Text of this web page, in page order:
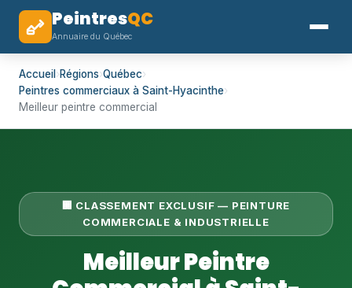
PeintresQC
Annuaire du Québec
Accueil ›Régions›Québec›
Peintres commerciaux à Saint-Hyacinthe›
Meilleur peintre commercial
🏢 CLASSEMENT EXCLUSIF — PEINTURE
COMMERCIALE & INDUSTRIELLE
Meilleur Peintre